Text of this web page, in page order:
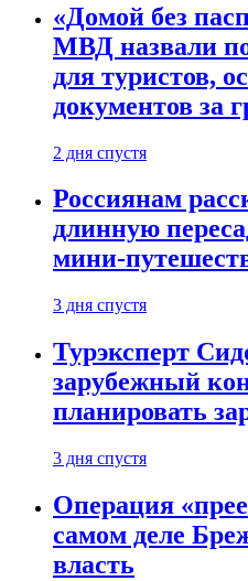
«Домой без
МВД назвали
для туристов,
документов за
2 дня спустя
Россиянам
длинную
мини-
3 дня спустя
Турэксперт
зарубежный
планировать
3 дня спустя
Операция
самом деле
власть